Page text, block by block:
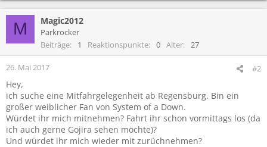
M Magic2012
Parkrocker
Beiträge
1 Reaktionspunkte 0 Alter 27
26. Mai 2017 #2
Hey,
ich suche eine Mitfahrgelegenheit ab Regensburg. Bin ein
großer weiblicher Fan von System of a Down.
Würdet ihr mich mitnehmen? Fahrt ihr schon vormittags los (da
ich auch gerne Gojira sehen möchte)?
Und würdet ihr mich wieder mit zurüchnehmen?